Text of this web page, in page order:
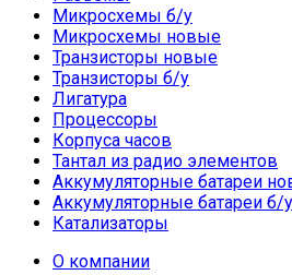
Микросхемы б/у
Микросхемы новые
Транзисторы новые
Транзисторы б/у
Лигатура
Процессоры
Корпуса часов
Тантал из радио элементов
Аккумуляторные батареи
Аккумуляторные батареи б/у
Катализаторы
О компании